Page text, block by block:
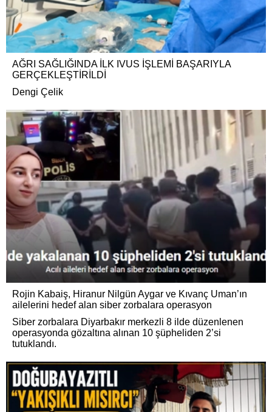
AĞRI SAĞLIĞINDA İLK IVUS İŞLEMİ BAŞARIYLA
GERÇEKLEŞTİRİLDİ
Dengi Çelik
Rojin Kabaiş, Hiranur Nilgün Aygar ve Kıvanç Uman’ın
ailelerini hedef alan siber zorbalara operasyon
Siber zorbalara Diyarbakır merkezli 8 ilde düzenlenen
operasyonda gözaltına alınan 10 şüpheliden 2’si
tutuklandı.